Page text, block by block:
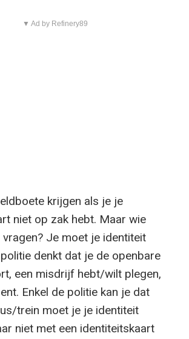
▼ Ad by Refinery89
krijgen als je je
niet op zak hebt. Maar wie
Je moet je identiteit
denkt dat je de openbare
een misdrijf hebt/wilt plegen,
Enkel de politie kan je dat
trein moet je je identiteit
niet met een identiteitskaart